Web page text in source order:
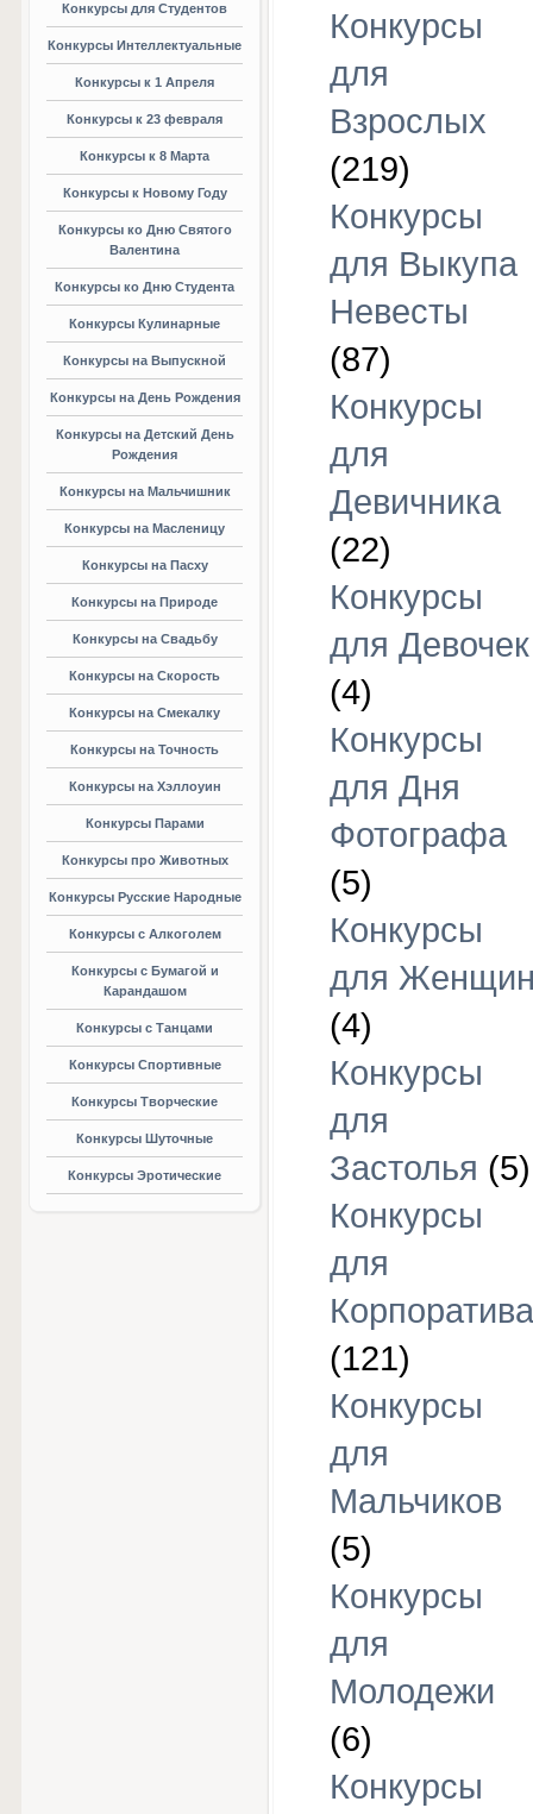
Конкурсы для Студентов
Конкурсы Интеллектуальные
Конкурсы к 1 Апреля
Конкурсы к 23 февраля
Конкурсы к 8 Марта
Конкурсы к Новому Году
Конкурсы ко Дню Святого
Валентина
Конкурсы ко Дню Студента
Конкурсы Кулинарные
Конкурсы на Выпускной
Конкурсы на День Рождения
Конкурсы на Детский День
Рождения
Конкурсы на Мальчишник
Конкурсы на Масленицу
Конкурсы на Пасху
Конкурсы на Природе
Конкурсы на Свадьбу
Конкурсы на Скорость
Конкурсы на Смекалку
Конкурсы на Точность
Конкурсы на Хэллоуин
Конкурсы Парами
Конкурсы про Животных
Конкурсы Русские Народные
Конкурсы с Алкоголем
Конкурсы с Бумагой и
Карандашом
Конкурсы с Танцами
Конкурсы Спортивные
Конкурсы Творческие
Конкурсы Шуточные
Конкурсы Эротические
Конкурсы
для
Взрослых
(219)
Конкурсы
для Выкупа
Невесты
(87)
Конкурсы
для
Девичника
(22)
Конкурсы
для Девочек
(4)
Конкурсы
для Дня
Фотографа
(5)
Конкурсы
для
(4)
Конкурсы
для
Застолья (5)
Конкурсы
для
Корпоратива
(121)
Конкурсы
для
Мальчиков
(5)
Конкурсы
для
Молодежи
(6)
Конкурсы